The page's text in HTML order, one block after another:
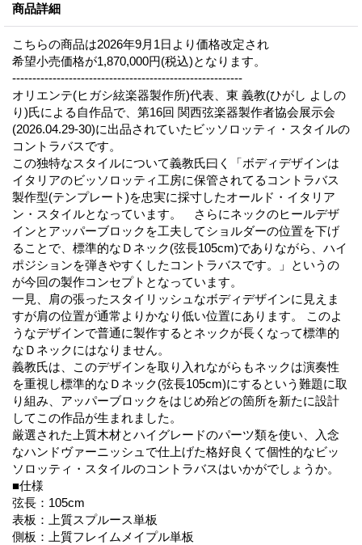
商品詳細
こちらの商品は2026年9月1日より価格改定され
希望小売価格が1,870,000円(税込)となります。
---------------------------------------------------------
オリエンテ(ヒガシ絃楽器製作所)代表、東 義教(ひがし よしの
り)氏による自作品で、第16回 関西弦楽器製作者協会展示会
(2026.04.29-30)に出品されていたビッソロッティ・スタイルの
コントラバスです。
この独特なスタイルについて義教氏曰く「ボディデザインは
イタリアのビッソロッティ工房に保管されてるコントラバス
製作型(テンプレート)を忠実に採寸したオールド・イタリア
ン・スタイルとなっています。 さらにネックのヒールデザ
インとアッパーブロックを工夫してショルダーの位置を下げ
ることで、標準的なＤネック(弦長105cm)でありながら、ハイ
ポジションを弾きやすくしたコントラバスです。」というの
が今回の製作コンセプトとなっています。
一見、肩の張ったスタイリッシュなボディデザインに見えま
すが肩の位置が通常よりかなり低い位置にあります。 このよ
うなデザインで普通に製作するとネックが長くなって標準的
なＤネックにはなりません。
義教氏は、このデザインを取り入れながらもネックは演奏性
を重視し標準的なＤネック(弦長105cm)にするという難題に取
り組み、アッパーブロックをはじめ殆どの箇所を新たに設計
してこの作品が生まれました。
厳選された上質木材とハイグレードのパーツ類を使い、入念
なハンドヴァーニッシュで仕上げた格好良くて個性的なビッ
ソロッティ・スタイルのコントラバスはいかがでしょうか。
■仕様
弦長：105cm
表板：上質スプルース単板
側板：上質フレイムメイプル単板